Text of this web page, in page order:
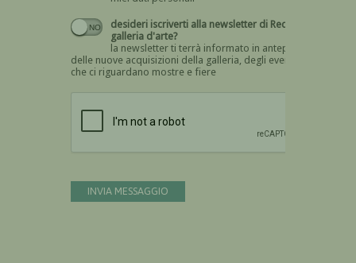
desideri iscriverti alla newsletter di Recta
galleria d'arte?
la newsletter ti terrà informato in anteprima
delle nuove acquisizioni della galleria, degli eventi
che ci riguardano mostre e fiere
INVIA MESSAGGIO